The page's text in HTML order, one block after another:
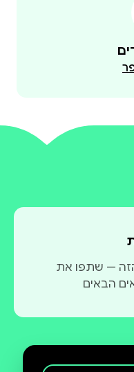
הזה — שתפו את
הבאים